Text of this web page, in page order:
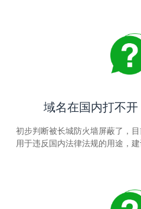
域名在国内打不
初步判断被长城防火墙屏蔽了，
用于违反国内法律法规的用途，建